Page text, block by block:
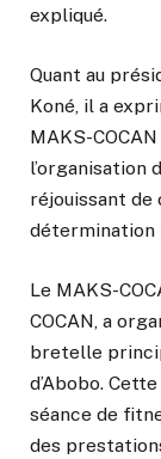
expliqué.
Quant au
Koné, il a
MAKS-
l’organisation
réjouissant
détermination
Le MAKS-
COCAN, a
bretelle
d’Abobo.
séance de
des